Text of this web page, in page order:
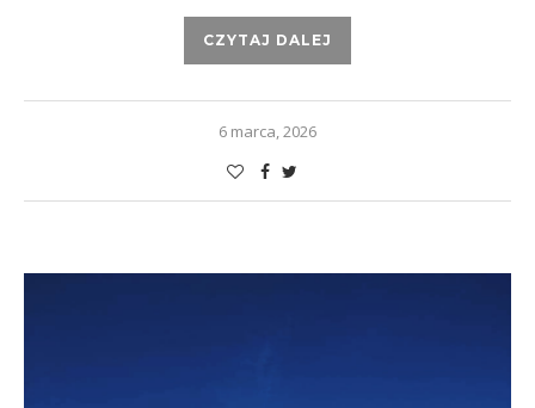
CZYTAJ DALEJ
6 marca, 2026